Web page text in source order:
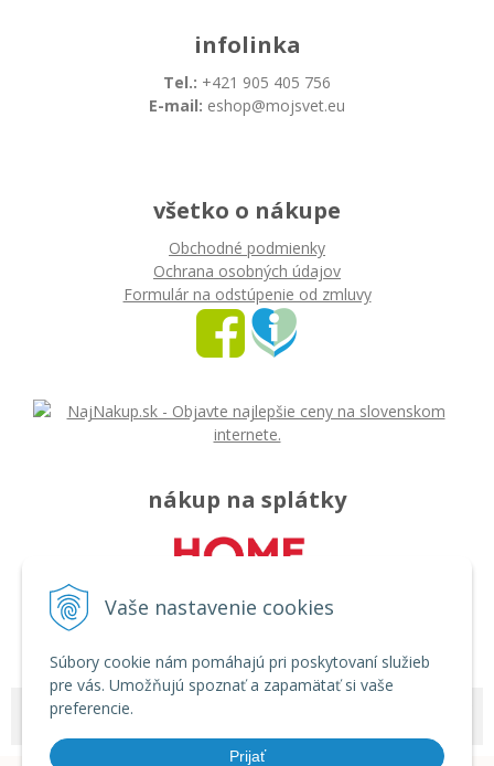
Vaše nastavenie cookies
Súbory cookie nám pomáhajú pri poskytovaní služieb
pre vás. Umožňujú spoznať a zapamätať si vaše
preferencie.
Prijať
infolinka
Tel.: +421 905 405 756
E-mail: eshop@mojsvet.eu
všetko o nákupe
Obchodné podmienky
Ochrana osobných údajov
Formulár na odstúpenie od zmluvy
nákup na splátky
© 2026 Môj svet - rozličný tovar •